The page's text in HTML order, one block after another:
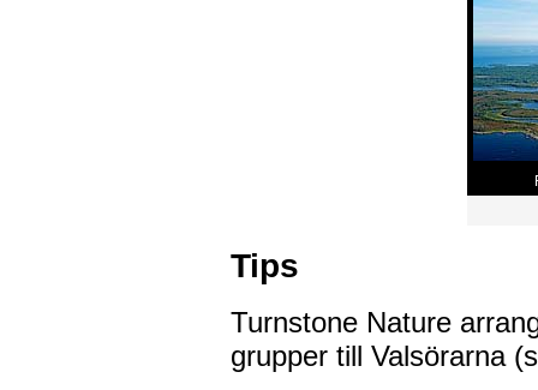
Tips
Turnstone Nature
grupper till Valsörarna